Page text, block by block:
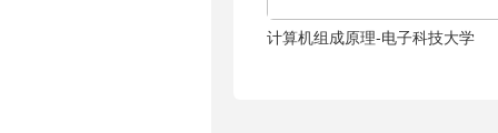
计算机组成原理-电子科技大学